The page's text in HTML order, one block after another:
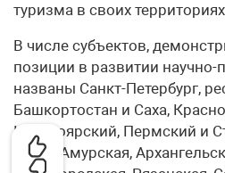
туризма в своих
В числе субъектов,
позиции в развитии научно-
названы Санкт-Петербург,
Башкортостан и Саха,
Красноярский, Пермский и
также Амурская,